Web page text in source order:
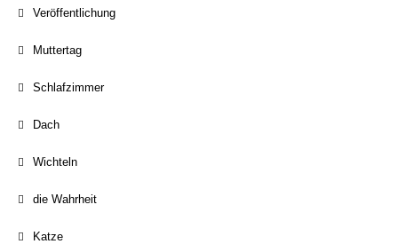
Veröffentlichung
Muttertag
Schlafzimmer
Dach
Wichteln
die Wahrheit
Katze